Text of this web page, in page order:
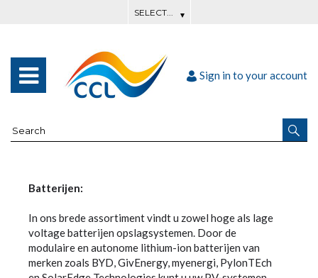
Sign in to your account
Batterijen:
In ons brede assortiment vindt u zowel hoge als lage
voltage batterijen opslagsystemen. Door de
modulaire en autonome lithium-ion batterijen van
merken zoals BYD, GivEnergy, myenergi, PylonTEch